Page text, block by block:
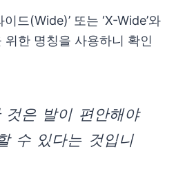
드(Wide)’ 또는 ‘X-Wide’와
위한 명칭을 사용하니 확인
것은 발이 편안해야
수 있다는 것입니